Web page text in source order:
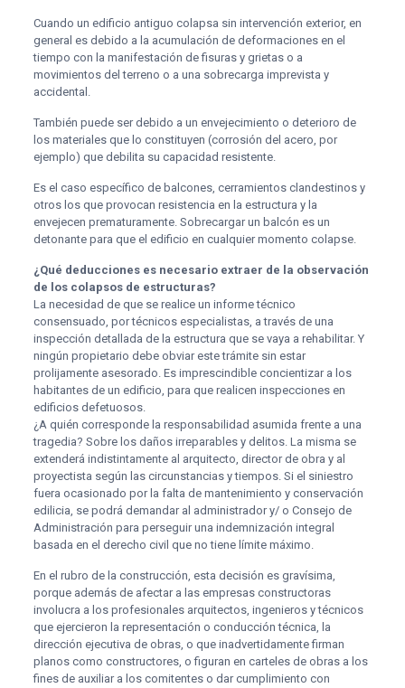
Cuando un edificio antiguo colapsa sin intervención exterior, en
general es debido a la acumulación de deformaciones en el
tiempo con la manifestación de fisuras y grietas o a
movimientos del terreno o a una sobrecarga imprevista y
accidental.
También puede ser debido a un envejecimiento o deterioro de
los materiales que lo constituyen (corrosión del acero, por
ejemplo) que debilita su capacidad resistente.
Es el caso específico de balcones, cerramientos clandestinos y
otros los que provocan resistencia en la estructura y la
envejecen prematuramente. Sobrecargar un balcón es un
detonante para que el edificio en cualquier momento colapse.
¿Qué deducciones es necesario extraer de la observación
de los colapsos de estructuras?
La necesidad de que se realice un informe técnico
consensuado, por técnicos especialistas, a través de una
inspección detallada de la estructura que se vaya a rehabilitar. Y
ningún propietario debe obviar este trámite sin estar
prolijamente asesorado. Es imprescindible concientizar a los
habitantes de un edificio, para que realicen inspecciones en
edificios defetuosos.
¿A quién corresponde la responsabilidad asumida frente a una
tragedia? Sobre los daños irreparables y delitos. La misma se
extenderá indistintamente al arquitecto, director de obra y al
proyectista según las circunstancias y tiempos. Si el siniestro
fuera ocasionado por la falta de mantenimiento y conservación
edilicia, se podrá demandar al administrador y/ o Consejo de
Administración para perseguir una indemnización integral
basada en el derecho civil que no tiene límite máximo.
En el rubro de la construcción, esta decisión es gravísima,
porque además de afectar a las empresas constructoras
involucra a los profesionales arquitectos, ingenieros y técnicos
que ejercieron la representación o conducción técnica, la
dirección ejecutiva de obras, o que inadvertidamente firman
planos como constructores, o figuran en carteles de obras a los
fines de auxiliar a los comitentes o dar cumplimiento con